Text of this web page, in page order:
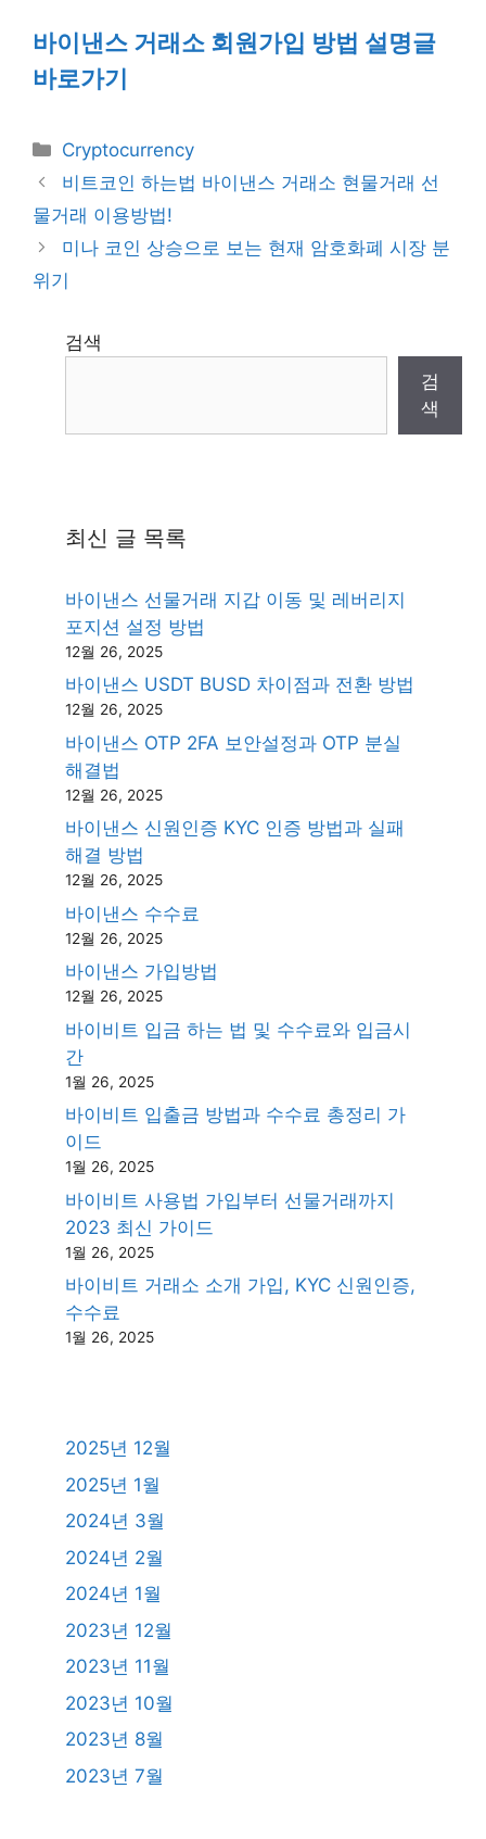
바이낸스 거래소 회원가입 방법 설명글
바로가기
Categories
Cryptocurrency
비트코인 하는법 바이낸스 거래소 현물거래 선
물거래 이용방법!
미나 코인 상승으로 보는 현재 암호화폐 시장 분
위기
검색
검
색
최신 글 목록
바이낸스 선물거래 지갑 이동 및 레버리지
포지션 설정 방법
12월 26, 2025
바이낸스 USDT BUSD 차이점과 전환 방법
12월 26, 2025
바이낸스 OTP 2FA 보안설정과 OTP 분실
해결법
12월 26, 2025
바이낸스 신원인증 KYC 인증 방법과 실패
해결 방법
12월 26, 2025
바이낸스 수수료
12월 26, 2025
바이낸스 가입방법
12월 26, 2025
바이비트 입금 하는 법 및 수수료와 입금시
간
1월 26, 2025
바이비트 입출금 방법과 수수료 총정리 가
이드
1월 26, 2025
바이비트 사용법 가입부터 선물거래까지
2023 최신 가이드
1월 26, 2025
바이비트 거래소 소개 가입, KYC 신원인증,
수수료
1월 26, 2025
2025년 12월
2025년 1월
2024년 3월
2024년 2월
2024년 1월
2023년 12월
2023년 11월
2023년 10월
2023년 8월
2023년 7월